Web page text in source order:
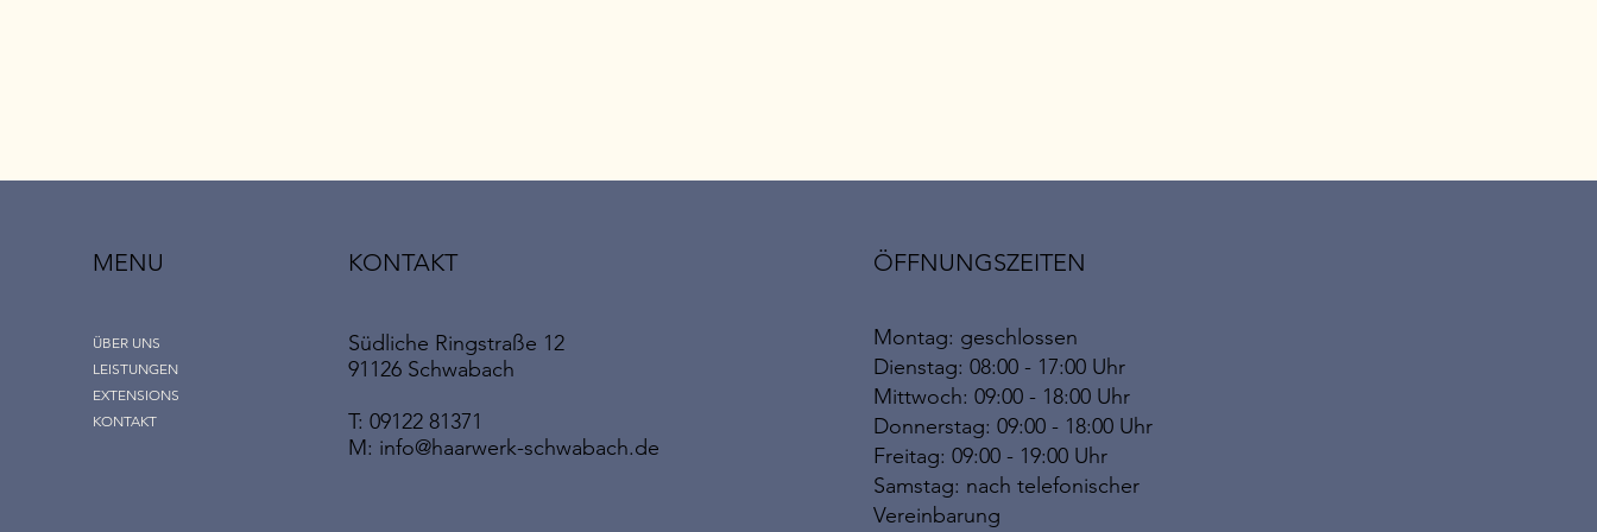
ÜBER UNS
LEISTUNGEN
EXTENSIONS
KONTAKT
MENU
Südliche Ringstraße 12
91126 Schwabach
T: 09122 81371
M: info@haarwerk-schwabach.de
KONTAKT
Montag: geschlossen
Dienstag: 08:00 - 17:00 Uhr
Mittwoch: 09:00 - 18:00 Uhr
Donnerstag: 09:00 - 18:00 Uhr
Freitag: 09:00 - 19:00 Uhr
Samstag: nach telefonischer
Vereinbarung
ÖFFNUNGSZEITEN